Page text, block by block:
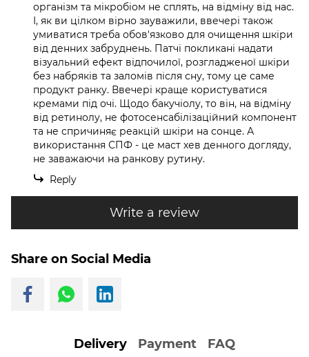
організм та мікробіом не сплять, на відміну від нас.
І, як ви цілком вірно зауважили, ввечері також
умиватися треба обов'язково для очищення шкіри
від денних забруднень. Патчі покликані надати
візуальний ефект відпочилої, розгладженої шкіри
без набряків та заломів після сну, тому це саме
продукт ранку. Ввечері краще користуватися
кремами під очі. Щодо бакучіолу, то він, на відміну
від ретинолу, не фотосенсабілізаційний компонент
та не спричиняє реакцій шкіри на сонце. А
використання СПФ - це маст хев денного догляду,
не заважаючи на ранкову рутину.
Reply
Write a review
Share on Social Media
Delivery Payment FAQ